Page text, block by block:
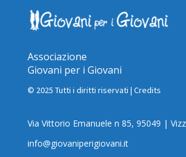
Associazione
Giovani per i Giovani
© 2025 Tutti i diritti riservati | Credits
Via Vittorio Emanuele n 85, 95049 |
info@giovaniperigiovani.it